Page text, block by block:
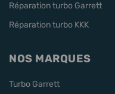
Réparation turbo Garrett
Réparation turbo KKK
NOS MARQUES
Turbo Garrett